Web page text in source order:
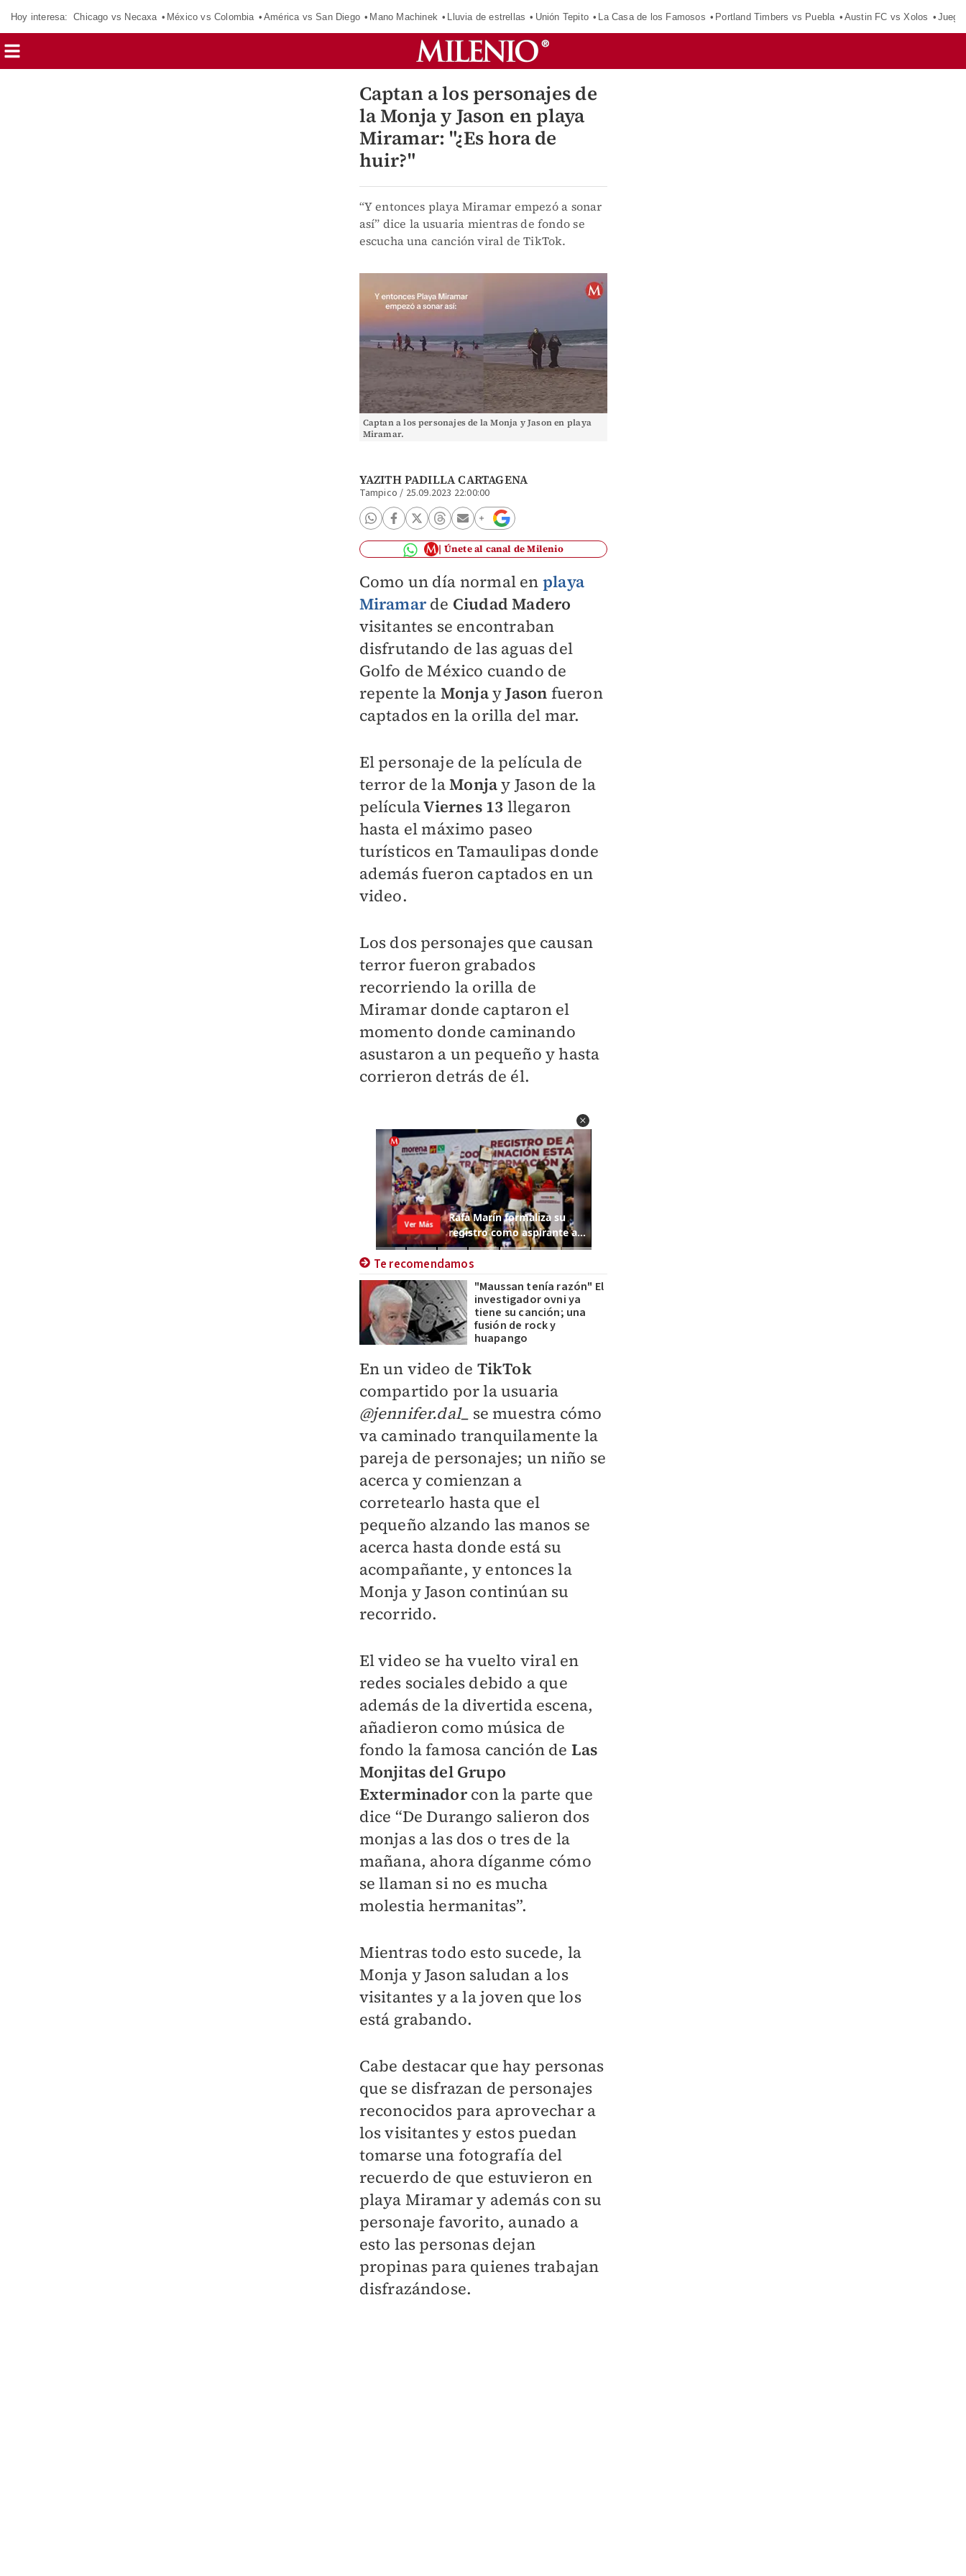
Hoy interesa: Chicago vs Necaxa México vs Colombia América vs San Diego Mano Machinek Lluvia de estrellas Unión Tepito La Casa de los Famosos Portland Timbers vs Puebla Austin FC vs Xolos
Captan a los personajes de
la Monja y Jason en playa
Miramar: "¿Es hora de
huir?"
“Y entonces playa Miramar empezó a sonar
así” dice la usuaria mientras de fondo se
escucha una canción viral de TikTok.
Captan a los personajes de la Monja y Jason en playa
Miramar.
YAZITH PADILLA CARTAGENA
Tampico / 25.09.2023 22:00:00
Únete al canal de Milenio
Como un día normal en playa
Miramarde Ciudad Madero
visitantes se encontraban
disfrutando de las aguas del
Golfo de México cuando de
repente la MonjayJason fueron
captados en la orilla del mar.
El personaje de la película de
terror de laMonjay Jason de la
películaViernes 13 llegaron
hasta el máximo paseo
turísticos en Tamaulipas donde
además fueron captados en un
video.
Los dos personajes que causan
terror fueron grabados
recorriendo la orilla de
Miramar donde captaron el
momento donde caminando
asustaron a un pequeño y hasta
corrieron detrás de él.
Te recomendamos
"Maussan tenía razón" El
investigador ovni ya
tiene su canción; una
fusión de rock y
huapango
En un video de TikTok
compartido por la usuaria
@jennifer.dal_ se muestra cómo
va caminado tranquilamente la
pareja de personajes; un niño se
acerca y comienzan a
corretearlo hasta que el
pequeño alzando las manos se
acerca hasta donde está su
acompañante, y entonces la
Monja y Jason continúan su
recorrido.
El video se ha vuelto viral en
redes sociales debido a que
además de la divertida escena,
añadieron como música de
fondo la famosa canción de Las
Monjitas del Grupo
Exterminadorcon la parte que
dice “De Durango salieron dos
monjas a las dos o tres de la
mañana, ahora díganme cómo
se llaman si no es mucha
molestia hermanitas”.
Mientras todo esto sucede, la
Monja y Jason saludan a los
visitantes y a la joven que los
está grabando.
Cabe destacar que hay personas
que se disfrazan de personajes
reconocidos para aprovechar a
los visitantes y estos puedan
tomarse una fotografía del
recuerdo de que estuvieron en
playa Miramar y además con su
personaje favorito, aunado a
esto las personas dejan
propinas para quienes trabajan
disfrazándose.